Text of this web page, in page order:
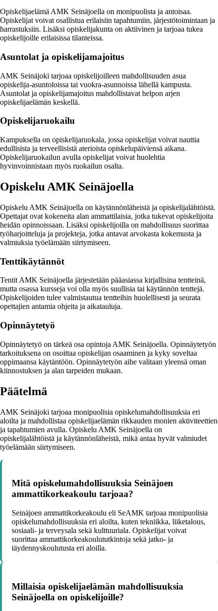
Opiskelijaelämä AMK Seinäjoella on monipuolista ja antoisaa.
Opiskelijat voivat osallistua erilaisiin tapahtumiin, järjestötoimintaan ja
harrastuksiin. Lisäksi opiskelijakunta on aktiivinen ja tarjoaa tukea
opiskelijoille erilaisissa tilanteissa.
Asuntolat ja opiskelijamajoitus
AMK Seinäjoki tarjoaa opiskelijoilleen mahdollisuuden asua
opiskelija-asuntoloissa tai vuokra-asunnoissa lähellä kampusta.
Asuntolat ja opiskelijamajoitus mahdollistavat helpon arjen
opiskelijaelämän keskellä.
Opiskelijaruokailu
Kampuksella on opiskelijaruokala, jossa opiskelijat voivat nauttia
edullisista ja terveellisistä aterioista opiskelupäiviensä aikana.
Opiskelijaruokailun avulla opiskelijat voivat huolehtia
hyvinvoinnistaan myös ruokailun osalta.
Opiskelu AMK Seinäjoella
Opiskelu AMK Seinäjoella on käytännönläheistä ja opiskelijalähtöistä.
Opettajat ovat kokeneita alan ammattilaisia, jotka tukevat opiskelijoita
heidän opinnoissaan. Lisäksi opiskelijoilla on mahdollisuus suorittaa
työharjoitteluja ja projekteja, jotka antavat arvokasta kokemusta ja
valmiuksia työelämään siirtymiseen.
Tenttikäytännöt
Tentit AMK Seinäjoella järjestetään pääasiassa kirjallisina tentteinä,
mutta osassa kursseja voi olla myös suullisia tai käytännön tenttejä.
Opiskelijoiden tulee valmistautua tentteihin huolellisesti ja seurata
opettajien antamia ohjeita ja aikatauluja.
Opinnäytetyö
Opinnäytetyö on tärkeä osa opintoja AMK Seinäjoella. Opinnäytetyön
tarkoituksena on osoittaa opiskelijan osaaminen ja kyky soveltaa
oppimaansa käytäntöön. Opinnäytetyön aihe valitaan yleensä oman
kiinnostuksen ja alan tarpeiden mukaan.
Päätelmä
AMK Seinäjoki tarjoaa monipuolisia opiskelumahdollisuuksia eri
aloilta ja mahdollistaa opiskelijaelämän rikkauden monien aktiviteettien
ja tapahtumien avulla. Opiskelu AMK Seinäjoella on
opiskelijalähtöistä ja käytännönläheistä, mikä antaa hyvät valmiudet
työelämään siirtymiseen.
Mitä opiskelumahdollisuuksia Seinäjoen
ammattikorkeakoulu tarjoaa?
Seinäjoen ammattikorkeakoulu eli SeAMK tarjoaa monipuolisia
opiskelumahdollisuuksia eri aloilta, kuten tekniikka, liiketalous,
sosiaali- ja terveysala sekä kulttuuriala. Opiskelijat voivat
suorittaa ammattikorkeakoulututkintoja sekä jatko- ja
täydennyskoulutusta eri aloilla.
Millaisia opiskelijaelämän mahdollisuuksia
Seinäjoella on opiskelijoille?